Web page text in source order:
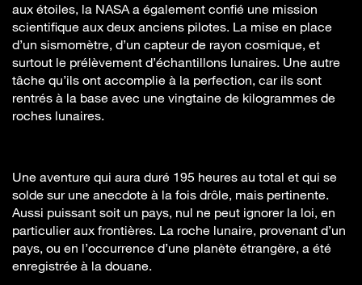
aux étoiles, la NASA a également confié une mission
scientifique aux deux anciens pilotes. La mise en place
d’un sismomètre, d’un capteur de rayon cosmique, et
surtout le prélèvement d’échantillons lunaires. Une autre
tâche qu’ils ont accomplie à la perfection, car ils sont
rentrés à la base avec une vingtaine de kilogrammes de
roches lunaires.
Une aventure qui aura duré 195 heures au total et qui se
solde sur une anecdote à la fois drôle, mais pertinente.
Aussi puissant soit un pays, nul ne peut ignorer la loi, en
particulier aux frontières. La roche lunaire, provenant d’un
pays, ou en l’occurrence d’une planète étrangère, a été
enregistrée à la douane.